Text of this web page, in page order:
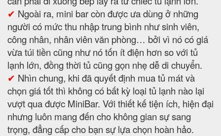
✔ Ngoài ra, mini bar còn được ưa dùng ở những
người có mức thu nhập trung bình như sinh viên,
công nhân, nhân viên văn phòng… bởi vì nó có giá
vừa túi tiền cũng như nó tốn ít điện hơn so với tủ
lạnh lớn, đồng thời tủ cũng gọn nhẹ dễ di chuyển.
✔ Nhìn chung, khi đã quyết định mua tủ mát và
chọn giá tốt thì không có bất kỳ loại tủ lạnh nào lại
vượt qua được MiniBar. Với thiết kế tiện ích, hiện đại
nhưng luôn mang đến cho không gian sự sang
trọng, đẳng cấp cho bạn sự lựa chọn hoàn hảo.